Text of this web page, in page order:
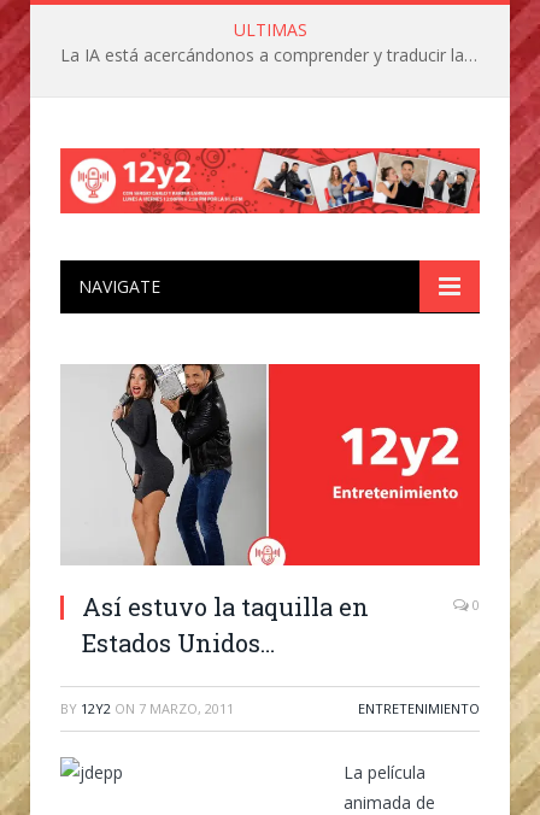
ULTIMAS
La IA está acercándonos a comprender y traducir las vocalizaciones y comportamientos de nuestras mascotas
NAVIGATE
Así estuvo la taquilla en
Estados Unidos…
0
BY 12Y2 ON 7 MARZO, 2011 ENTRETENIMIENTO
La película
animada de